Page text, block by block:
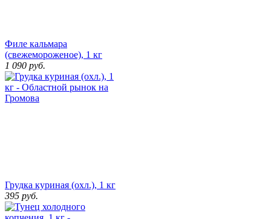
Филе кальмара
(свежемороженое), 1 кг
1 090 руб.
Грудка куриная (охл.), 1 кг
395 руб.